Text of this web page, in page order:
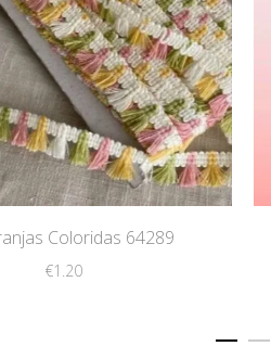
Coloridas 64289
€1.20